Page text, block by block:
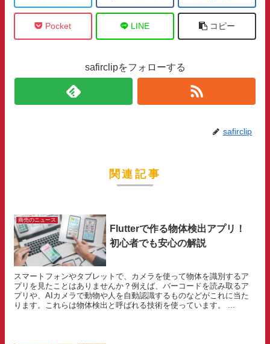
Pocket LINE コピー
safirclipをフォローする
safirclip
関連記事
商売のニュース
Flutterで作る物体検出アプリ！
初心者でも安心の解説
スマートフォンやタブレットで、カメラを使って物体を識別するア
プリを見たことはありませんか？例えば、バーコードを読み取るア
プリや、AIカメラで動物や人を自動認識するものなどがこれに当た
ります。これらは物体検出と呼ばれる技術を使っています。 ...